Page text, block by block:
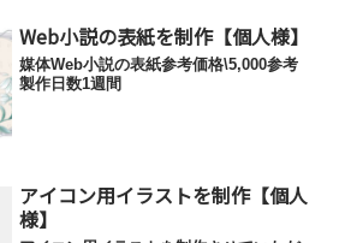
SKIMAよりお問い合わせをいただきまし
た。熊谷ユカ様...
Web小説の表紙を制作【個人様】
媒体Web小説の表紙参考価格\5,000参考
製作日数1週間
アイコン用イラストを制作【個人
様】